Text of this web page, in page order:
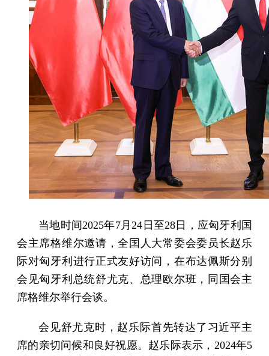
当地时间2025年7月24日至28日，应匈牙利国
会主席格维尔邀请，全国人大常委会委员长赵乐
际对匈牙利进行正式友好访问，在布达佩斯分别
会见匈牙利总统舒尤克、总理欧尔班，同国会主
席格维尔举行会谈。
会见舒尤克时，赵乐际首先转达了习近平主
席的亲切问候和良好祝愿。赵乐际表示，2024年5